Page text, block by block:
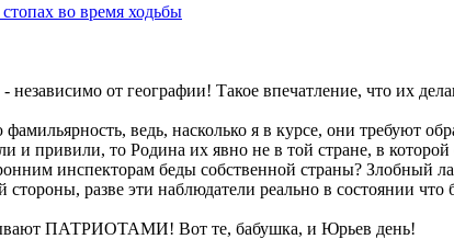
во время ходьбы
от географии! Такое впечатление, что их
ведь, насколько я в курсе, они требуют
и привили, то Родина их явно не в той стране, в
инспекторам беды собственной страны? Злобный
стороны, разве эти наблюдатели реально в состоянии
ПАТРИОТАМИ! Вот те, бабушка, и Юрьев день!